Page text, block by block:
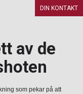
av de
som pekar på att
DIN KONTAKT